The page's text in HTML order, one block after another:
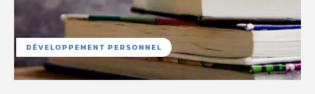
DÉVELOPPEMENT PERSONNEL